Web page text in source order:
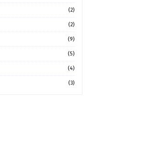
(2)
(2)
(9)
(5)
(4)
(3)